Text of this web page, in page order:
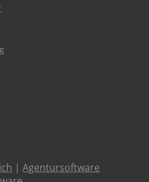
|Agentursoftware